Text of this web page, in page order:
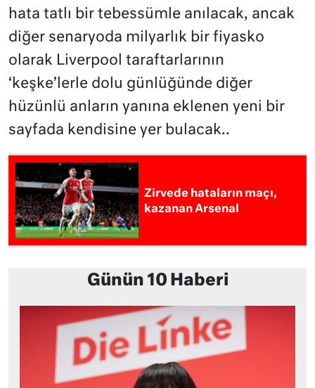
hata tatlı bir tebessümle anılacak, ancak
diğer senaryoda milyarlık bir fiyasko
olarak Liverpool taraftarlarının
‘keşke’lerle dolu günlüğünde diğer
hüzünlü anların yanına eklenen yeni bir
sayfada kendisine yer bulacak..
Zirvede hataların maçı,
kazanan Arsenal
Günün 10 Haberi